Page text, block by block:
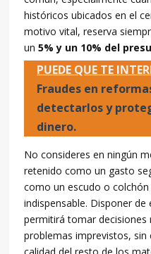
históricos ubicados en el
motivo vital, reserva
un5% y un 10% del
PUEDE QUE TE
Fraudes en
detectarlos y
dinero.
No consideres en ningún
retenido como un gasto
como un escudo o
indispensable. Disponer
permitirá tomar decisiones
problemas imprevistos,